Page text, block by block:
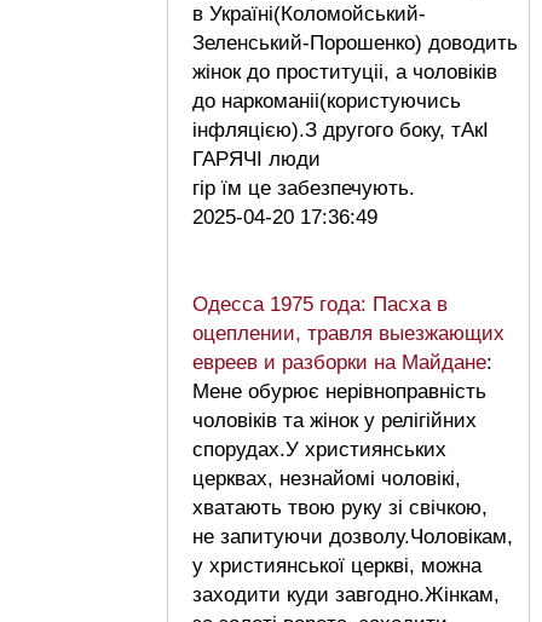
в Україні(Коломойський-
Зеленський-Порошенко) доводить
жінок до проституціі, а чоловіків
до наркоманіі(користуючись
інфляцією).З другого боку, тАкІ
ГАРЯЧІ люди
гір їм це забезпечують.
2025-04-20 17:36:49
Одесса 1975 года: Пасха в
оцеплении, травля выезжающих
евреев и разборки на Майдане:
Мене обурює нерівноправність
чоловіків та жінок у релігійних
спорудах.У християнських
церквах, незнайомі чоловікі,
хватають твою руку зі свічкою,
не запитуючи дозволу.Чоловікам,
у християнської церкві, можна
заходити куди завгодно.Жінкам,